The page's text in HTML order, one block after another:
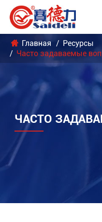
Главная
Ресурсы
Часто задаваемые
ЧАСТО